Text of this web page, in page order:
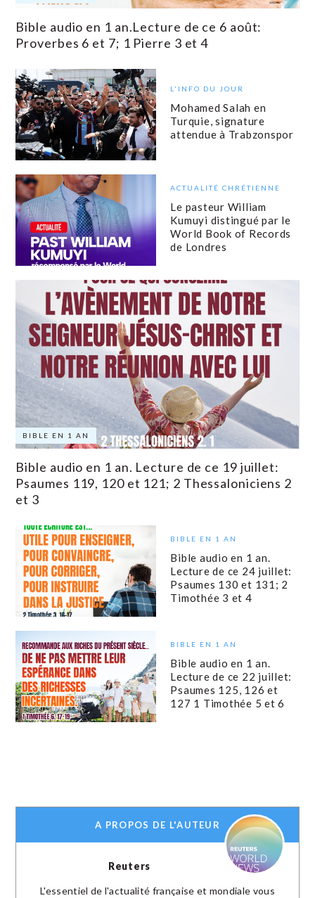
Bible audio en 1 an.Lecture de ce 6 août:
Proverbes 6 et 7; 1 Pierre 3 et 4
L'INFO DU JOUR
Mohamed Salah en
Turquie, signature
attendue à Trabzonspor
ACTUALITÉ CHRÉTIENNE
Le pasteur William
Kumuyi distingué par le
World Book of Records
de Londres
BIBLE EN 1 AN
Bible audio en 1 an. Lecture de ce 19 juillet:
Psaumes 119, 120 et 121; 2 Thessaloniciens 2
et 3
BIBLE EN 1 AN
Bible audio en 1 an.
Lecture de ce 24 juillet:
Psaumes 130 et 131; 2
Timothée 3 et 4
BIBLE EN 1 AN
Bible audio en 1 an.
Lecture de ce 22 juillet:
Psaumes 125, 126 et
127 1 Timothée 5 et 6
A PROPOS DE L'AUTEUR
Reuters
L'essentiel de l'actualité française et mondiale vous